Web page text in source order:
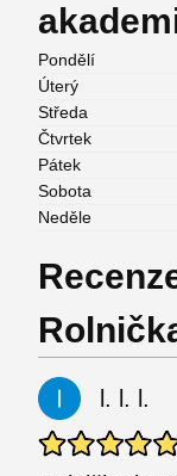
Pondělí
Úterý
Středa
Čtvrtek
Pátek
Sobota
Neděle
l. l. l.